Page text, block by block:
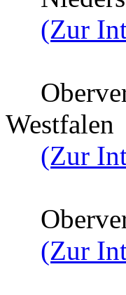
(Zur
Westfalen
(Zur
(Zur